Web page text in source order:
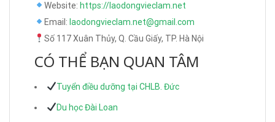
Website: https://laodongvieclam.net
Email: laodongvieclam.net@gmail.com
Số 117 Xuân Thủy, Q. Cầu Giấy, TP. Hà Nội
CÓ THỂ BẠN QUAN TÂM
Tuyển điều dưỡng tại CHLB. Đức
Du học Đài Loan